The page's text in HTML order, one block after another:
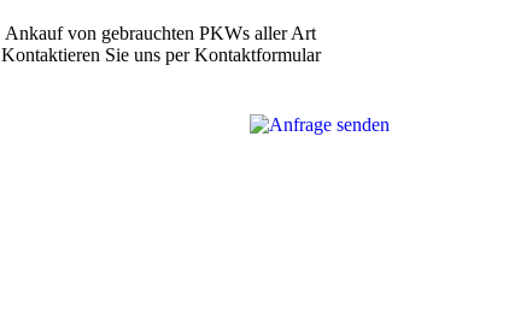
Ankauf von gebrauchten PKWs aller Art
Kontaktieren Sie uns per Kontaktformular